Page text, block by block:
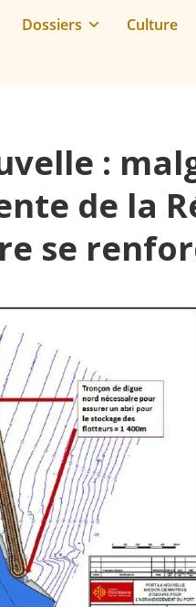
Dossiers Culture
:
de la
se